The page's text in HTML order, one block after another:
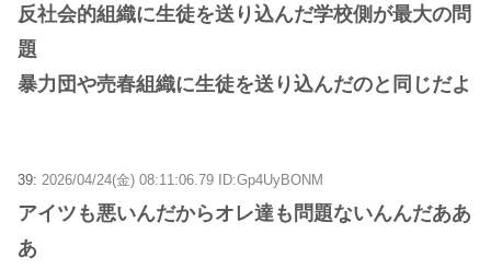
反社会的組織に生徒を送り込んだ学校側が最大の問
題
暴力団や売春組織に生徒を送り込んだのと同じだよ
39: 2026/04/24(金) 08:11:06.79 ID:Gp4UyBONM
アイツも悪いんだからオレ達も問題ないんんだああ
あ